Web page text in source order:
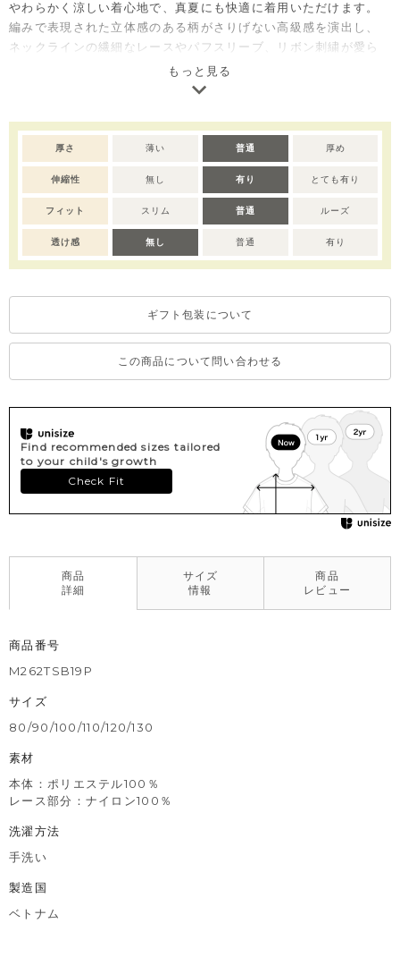
やわらかく涼しい着心地で、真夏にも快適に着用いただけます。
編みで表現された立体感のある柄がさりげない高級感を演出し、
ネックラインの繊細なレースやパフスリーブ、リボン刺繍が愛ら
程よいレギュラーフィットで、スカートにもパンツにも合わせや
枚です。
ご自宅用としてはもちろん、出産祝いやベビー服ギフトとしても
喜ばれるアイテムです。
※サイズによってボタン数が異なります。※撮影･モニター環境等
により実際の商品の色味と異なって見える場合がございます。
もっと見る
厚さ 薄い 普通 厚め
伸縮性 無し 有り とても有り
フィット スリム 普通 ルーズ
透け感 無し 普通 有り
ギフト包装について
この商品について問い合わせる
Find recommended sizes tailored
to your child's growth
Check Fit
商品
詳細
サイズ
情報
商品
レビュー
商品番号
M262TSB19P
サイズ
80/90/100/110/120/130
素材
本体：ポリエステル100％
レース部分：ナイロン100％
洗濯方法
手洗い
製造国
ベトナム